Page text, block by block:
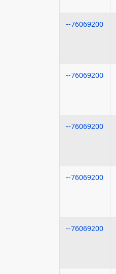
--76069200
--76069200
--76069200
--76069200
--76069200